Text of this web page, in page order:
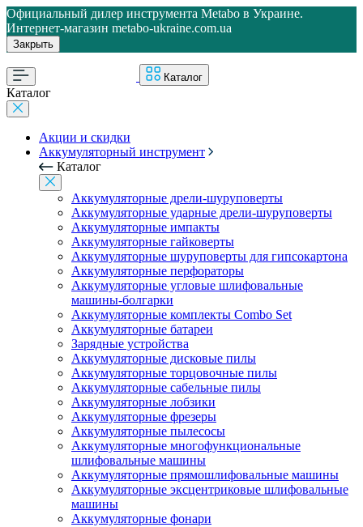
Официальный дилер инструмента Metabo в Украине.
Интернет-магазин metabo-ukraine.com.ua
Закрыть
Каталог
Каталог
Акции и скидки
Аккумуляторный инструмент
Каталог
Аккумуляторные дрели-шуруповерты
Аккумуляторные ударные дрели-шуруповерты
Аккумуляторные импакты
Аккумуляторные гайковерты
Аккумуляторные шуруповерты для гипсокартона
Аккумуляторные перфораторы
Аккумуляторные угловые шлифовальные
машины-болгарки
Аккумуляторные комплекты Combo Set
Аккумуляторные батареи
Зарядные устройства
Аккумуляторные дисковые пилы
Аккумуляторные торцовочные пилы
Аккумуляторные сабельные пилы
Аккумуляторные лобзики
Аккумуляторные фрезеры
Аккумуляторные пылесосы
Аккумуляторные многофункциональные
шлифовальные машины
Аккумуляторные прямошлифовальные машины
Аккумуляторные эксцентриковые шлифовальные
машины
Аккумуляторные фонари